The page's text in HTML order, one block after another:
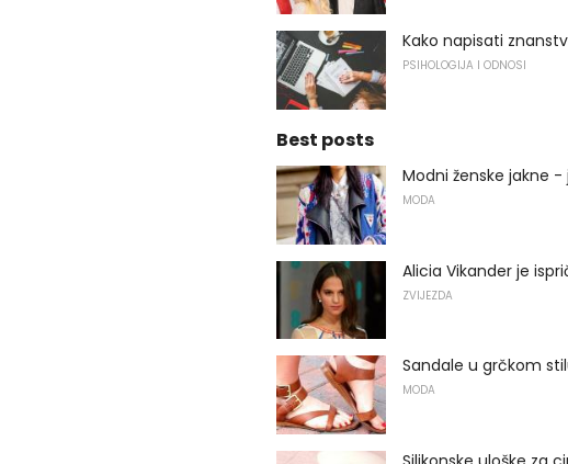
Kako napisati
PSIHOLOGIJA I ODNOSI
Best posts
Modni ženske jakne -
MODA
Alicia Vikander je
ZVIJEZDA
Sandale u grčkom
MODA